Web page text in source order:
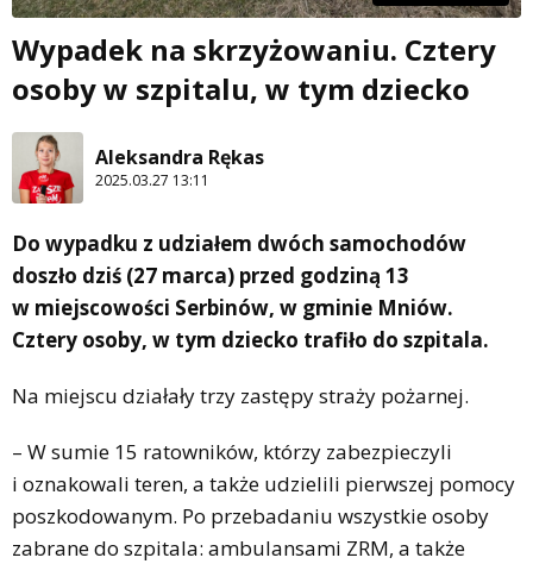
Wypadek na skrzyżowaniu. Cztery
osoby w szpitalu, w tym dziecko
Aleksandra Rękas
2025.03.27 13:11
Do wypadku z udziałem dwóch samochodów
doszło dziś (27 marca) przed godziną 13
w miejscowości Serbinów, w gminie Mniów.
Cztery osoby, w tym dziecko trafiło do szpitala.
Na miejscu działały trzy zastępy straży pożarnej.
– W sumie 15 ratowników, którzy zabezpieczyli
i oznakowali teren, a także udzielili pierwszej pomocy
poszkodowanym. Po przebadaniu wszystkie osoby
zabrane do szpitala: ambulansami ZRM, a także